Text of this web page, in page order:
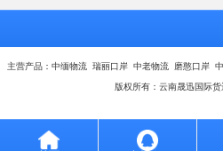
主营产品：中缅物流 瑞丽口岸 中老物流 磨憨口岸
版权所有：云南晟迅国际